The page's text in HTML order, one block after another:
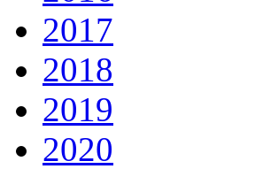
2017
2018
2019
2020